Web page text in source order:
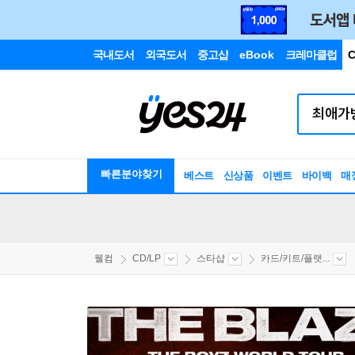
국내도서 외국도서 중고샵 eBook 크레마클럽
빠른분야찾기 베스트 신상품 이벤트 바이백 매
웰컴 CD/LP 스타샵 카드/키트/플랫...